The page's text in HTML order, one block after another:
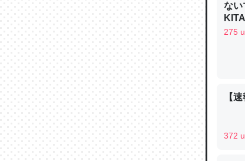
─ニ
は
─ニ
な
275
【
372